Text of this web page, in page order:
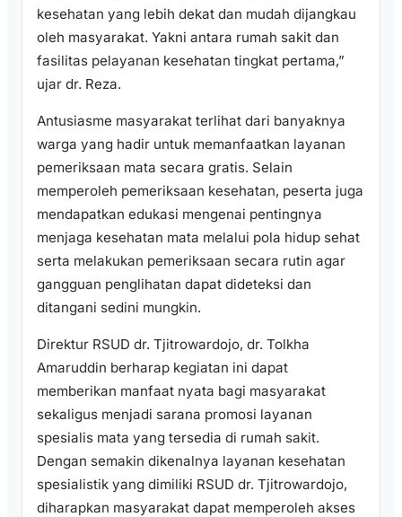
kesehatan yang lebih dekat dan mudah dijangkau
oleh masyarakat. Yakni antara rumah sakit dan
fasilitas pelayanan kesehatan tingkat pertama,”
ujar dr. Reza.
Antusiasme masyarakat terlihat dari banyaknya
warga yang hadir untuk memanfaatkan layanan
pemeriksaan mata secara gratis. Selain
memperoleh pemeriksaan kesehatan, peserta juga
mendapatkan edukasi mengenai pentingnya
menjaga kesehatan mata melalui pola hidup sehat
serta melakukan pemeriksaan secara rutin agar
gangguan penglihatan dapat dideteksi dan
ditangani sedini mungkin.
Direktur RSUD dr. Tjitrowardojo, dr. Tolkha
Amaruddin berharap kegiatan ini dapat
memberikan manfaat nyata bagi masyarakat
sekaligus menjadi sarana promosi layanan
spesialis mata yang tersedia di rumah sakit.
Dengan semakin dikenalnya layanan kesehatan
spesialistik yang dimiliki RSUD dr. Tjitrowardojo,
diharapkan masyarakat dapat memperoleh akses